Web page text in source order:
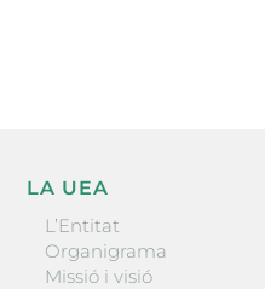
LA UEA
L’Entitat
Organigrama
Missió i visió